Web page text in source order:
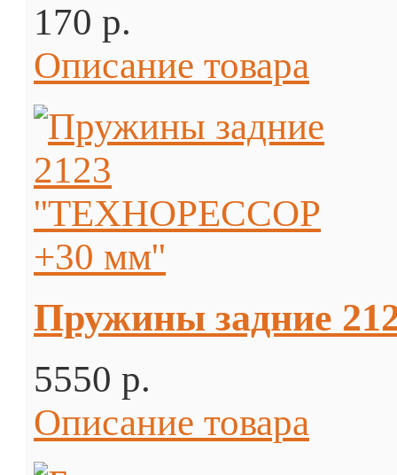
170 p.
Описание товара
Пружины задние
5550 p.
Описание товара